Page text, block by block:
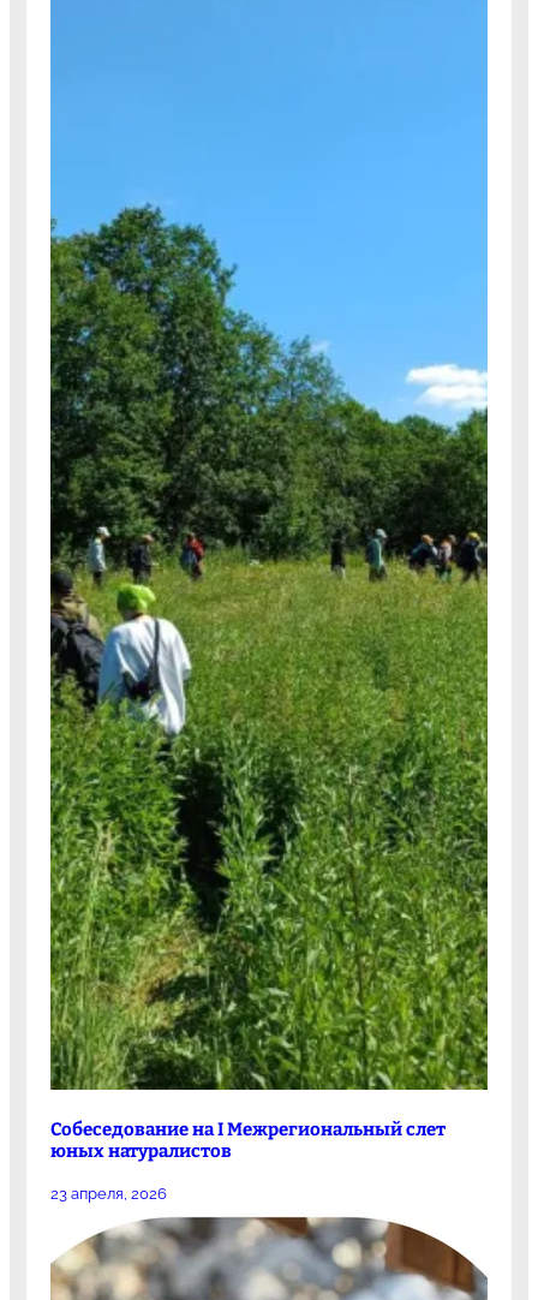
Собеседование на I Межрегиональный слет
юных натуралистов
23 апреля, 2026